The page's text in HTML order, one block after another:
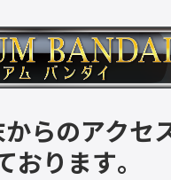
らのアクセ
おります。